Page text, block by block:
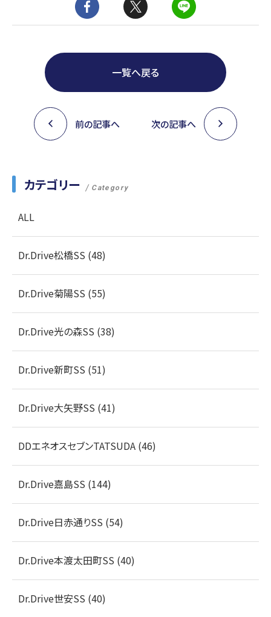
一覧へ戻る
前の記事へ 次の記事へ
カテゴリー Category
ALL
Dr.Drive松橋SS (48)
Dr.Drive菊陽SS (55)
Dr.Drive光の森SS (38)
Dr.Drive新町SS (51)
Dr.Drive大矢野SS (41)
DDエネオスセブンTATSUDA (46)
Dr.Drive嘉島SS (144)
Dr.Drive日赤通りSS (54)
Dr.Drive本渡太田町SS (40)
Dr.Drive世安SS (40)